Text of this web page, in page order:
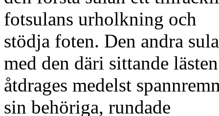
fotsulans urholkning och
stödja foten. Den andra
med den däri sittande lästen
åtdrages medelst
sin behöriga, rundade